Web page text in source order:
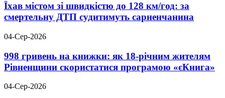
Їхав містом зі швидкістю до 128 км/год: за
смертельну ДТП судитимуть сарненчанина
04-Сер-2026
998 гривень на книжки: як 18-річним жителям
Рівненщини скористатися програмою «єКнига»
04-Сер-2026